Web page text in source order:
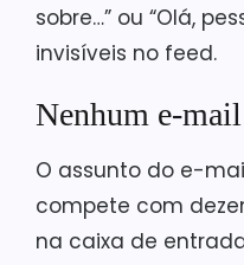
sobre…” ou “Olá,
invisíveis no feed.
Nenhum e-mail
O assunto do e-
compete com
na caixa de